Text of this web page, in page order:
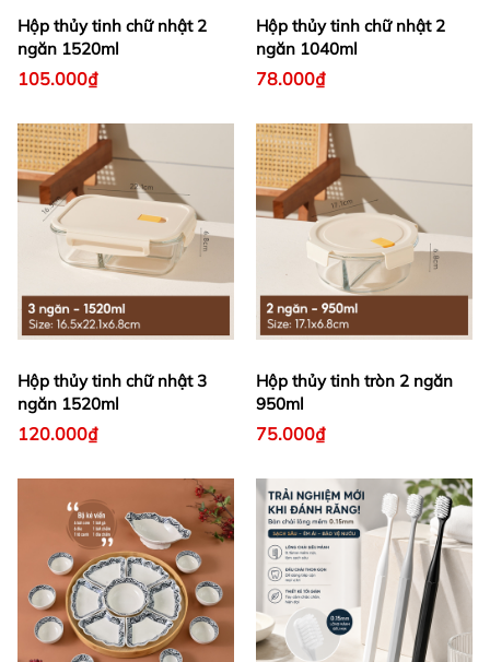
Hộp thủy tinh chữ nhật 2
ngăn 1520ml
105.000₫
Hộp thủy tinh chữ nhật 2
ngăn 1040ml
78.000₫
Hộp thủy tinh chữ nhật 3
ngăn 1520ml
120.000₫
Hộp thủy tinh tròn 2 ngăn
950ml
75.000₫